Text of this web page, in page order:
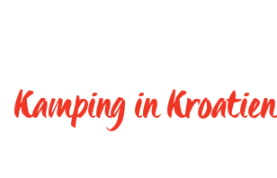
Kamping in Kroatien